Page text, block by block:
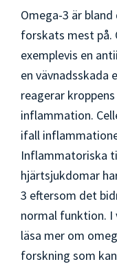
Omega-3 är
forskats mest på.
exemplevis en
en vävnadsskada
reagerar
inflammation.
ifall
Inflammatoriska
hjärtsjukdomar
3 eftersom det
normal funktion. I
läsa mer om
forskning som